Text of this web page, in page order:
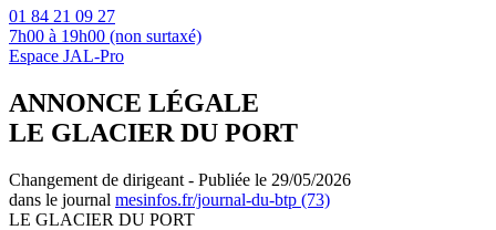
01 84 21 09 27
7h00 à 19h00 (non surtaxé)
Espace JAL-Pro
ANNONCE LÉGALE
LE GLACIER DU PORT
Changement de dirigeant - Publiée le 29/05/2026
dans le journal mesinfos.fr/journal-du-btp (73)
LE GLACIER DU PORT